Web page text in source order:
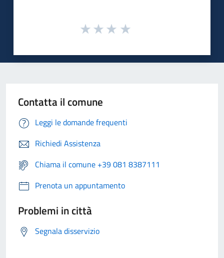
Contatta il comune
Leggi le domande frequenti
Richiedi Assistenza
Chiama il comune +39 081 8387111
Prenota un appuntamento
Problemi in città
Segnala disservizio